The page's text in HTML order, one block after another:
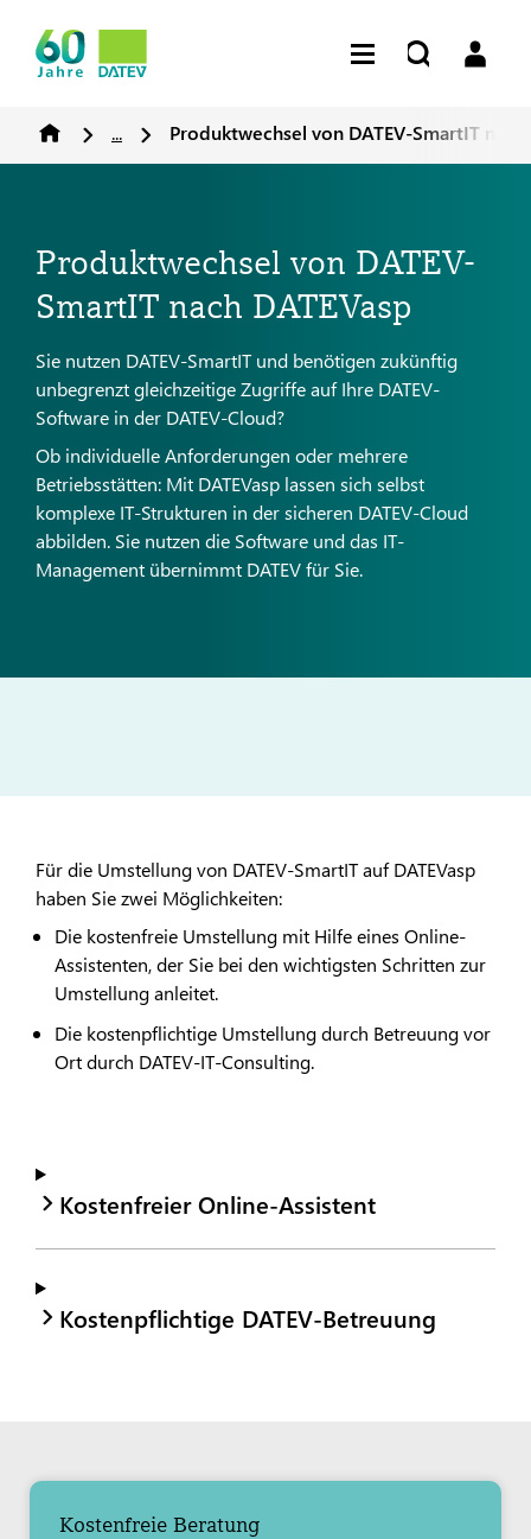
... Produktwechsel von DATEV-SmartIT nach
Produktwechsel von DATEV-
SmartIT nach DATEVasp
Sie nutzen DATEV-SmartIT und benötigen zukünftig
unbegrenzt gleichzeitige Zugriffe auf Ihre DATEV-
Software in der DATEV-Cloud?
Ob individuelle Anforderungen oder mehrere
Betriebsstätten: Mit DATEVasp lassen sich selbst
komplexe IT-Strukturen in der sicheren DATEV-Cloud
abbilden. Sie nutzen die Software und das IT-
Management übernimmt DATEV für Sie.
Für die Umstellung von DATEV-SmartIT auf DATEVasp
haben Sie zwei Möglichkeiten:
Die kostenfreie Umstellung mit Hilfe eines Online-
Assistenten, der Sie bei den wichtigsten Schritten zur
Umstellung anleitet.
Die kostenpflichtige Umstellung durch Betreuung vor
Ort durch DATEV-IT-Consulting.
Kostenfreier Online-Assistent
Kostenpflichtige DATEV-Betreuung
Kostenfreie Beratung